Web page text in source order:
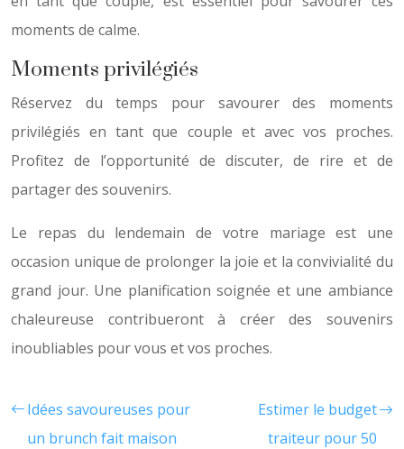
moments de calme.
Moments privilégiés
Réservez du temps pour savourer des moments
privilégiés en tant que couple et avec vos proches.
Profitez de l’opportunité de discuter, de rire et de
partager des souvenirs.
Le repas du lendemain de votre mariage est une
occasion unique de prolonger la joie et la convivialité du
grand jour. Une planification soignée et une ambiance
chaleureuse contribueront à créer des souvenirs
inoubliables pour vous et vos proches.
Idées savoureuses pour
un brunch fait maison
Estimer le budget
traiteur pour 50